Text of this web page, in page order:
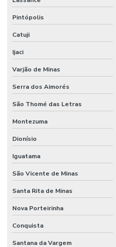
Pintópolis
Catuji
Ijaci
Varjão de Minas
Serra dos Aimorés
São Thomé das Letras
Montezuma
Dionísio
Iguatama
São Vicente de Minas
Santa Rita de Minas
Nova Porteirinha
Conquista
Santana da Vargem